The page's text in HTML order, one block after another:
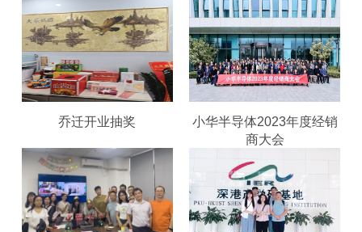
乔迁开业抽奖
小华半导体2023年度经销
商大会